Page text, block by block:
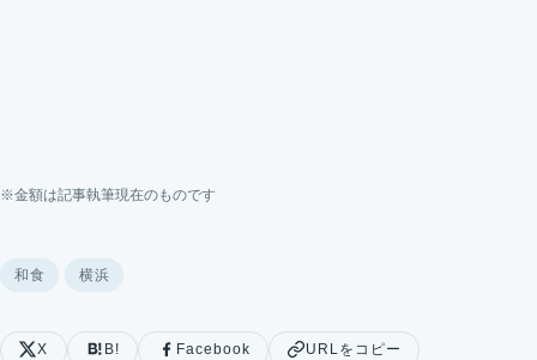
※金額は記事執筆現在のものです
和食 横浜
X B! Facebook URLをコピー